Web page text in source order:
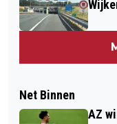
Net Binnen
AZ